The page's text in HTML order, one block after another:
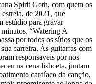
Spirit Goth, com quem os
de 2021, que
estúdio para gravar
“Watering A
por todos os sítios que os
carreira. Às guitarras com
responsáveis por nos
na cena lisboeta, juntam-
cardíaco da canção,